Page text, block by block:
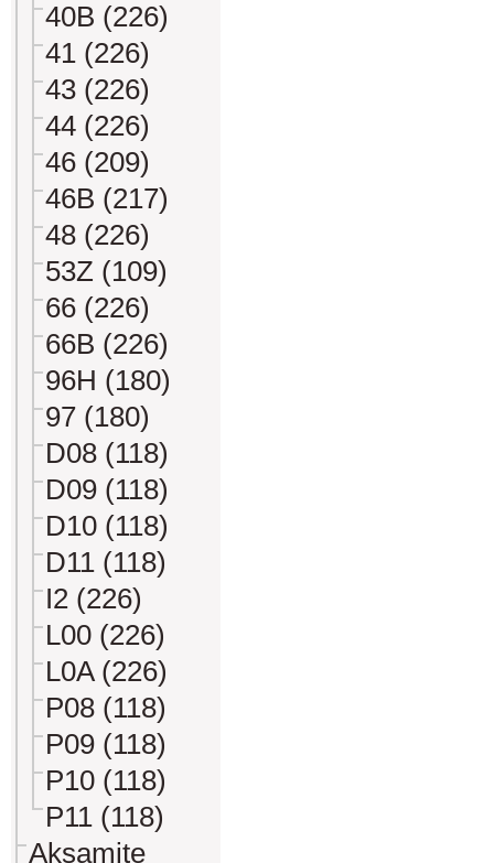
40B (226)
41 (226)
43 (226)
44 (226)
46 (209)
46B (217)
48 (226)
53Z (109)
66 (226)
66B (226)
96H (180)
97 (180)
D08 (118)
D09 (118)
D10 (118)
D11 (118)
I2 (226)
L00 (226)
L0A (226)
P08 (118)
P09 (118)
P10 (118)
P11 (118)
Aksamite